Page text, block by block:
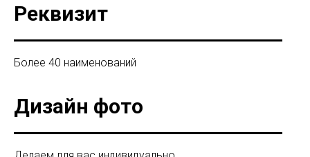
Реквизит
Более 40 наименований
Дизайн фото